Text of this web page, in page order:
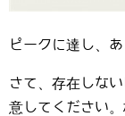
ピークに達し、
さて、存在しな
意してください